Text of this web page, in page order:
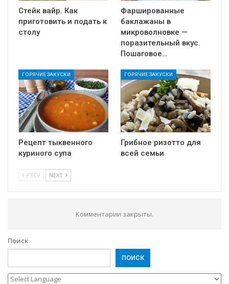
Стейк вайр. Как
приготовить и подать к
столу
Фаршированные
баклажаны в
микроволновке —
поразительный вкус.
Пошаговое…
ГОРЯЧИЕ ЗАКУСКИ
Рецепт тыквенного
куриного супа
ГОРЯЧИЕ ЗАКУСКИ
Грибное ризотто для
всей семьи
PREV NEXT
Комментарии закрыты.
Поиск
ПОИСК